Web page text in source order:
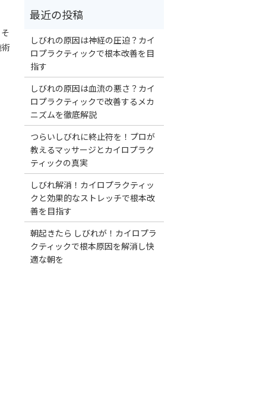
しびれの原因は神経の圧迫？カイ
ロプラクティックで根本改善を目
指す
しびれの原因は血流の悪さ？カイ
ロプラクティックで改善するメカ
ニズムを徹底解説
つらいしびれに終止符を！プロが
教えるマッサージとカイロプラク
ティックの真実
しびれ解消！カイロプラクティッ
クと効果的なストレッチで根本改
善を目指す
朝起きたら しびれが！カイロプラ
クティックで根本原因を解消し快
適な朝を